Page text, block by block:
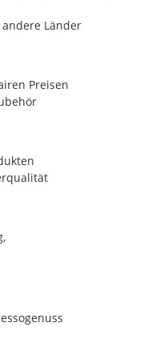
Länder
Preisen